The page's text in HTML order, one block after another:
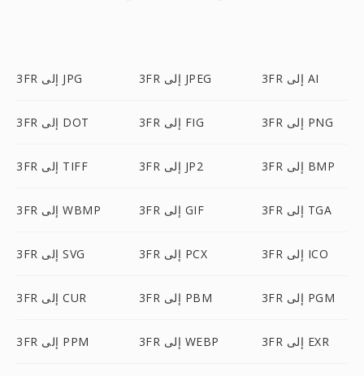
3FR إلى JPG 3FR إلى JPEG 3FR إلى AI
3FR إلى DOT 3FR إلى FIG 3FR إلى PNG
3FR إلى TIFF 3FR إلى JP2 3FR إلى BMP
3FR إلى WBMP 3FR إلى GIF 3FR إلى TGA
3FR إلى SVG 3FR إلى PCX 3FR إلى ICO
3FR إلى CUR 3FR إلى PBM 3FR إلى PGM
3FR إلى PPM 3FR إلى WEBP 3FR إلى EXR